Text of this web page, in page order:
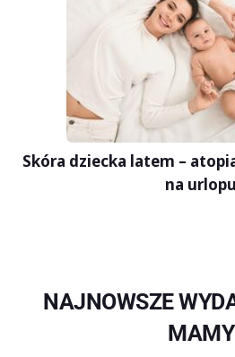
Skóra dziecka latem –
na urlopu
NAJNOWSZE
MAMY